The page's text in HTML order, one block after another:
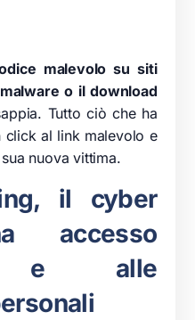
malevolo su siti
o il download
Tutto ciò che ha
click al link malevolo e
nuova vittima.
il cyber
accesso
e alle